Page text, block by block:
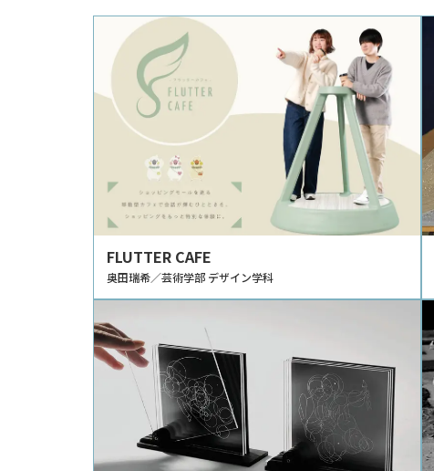
FLUTTER CAFE
奥田瑞希／芸術学部 デザイン学科